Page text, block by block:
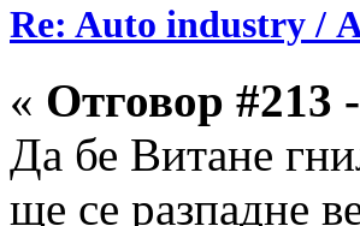
Re: Auto industry /
« Отговор #213
Да бе Витане
ще се разпадне